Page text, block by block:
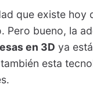
que existe hoy
Pero bueno, la
en 3D ya
esta